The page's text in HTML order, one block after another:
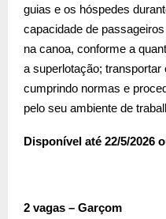
guias e os hóspedes
capacidade de
na canoa, conforme a
a superlotação;
cumprindo normas e
pelo seu ambiente de
Disponível até 22/5/2026
2 vagas – Garçom